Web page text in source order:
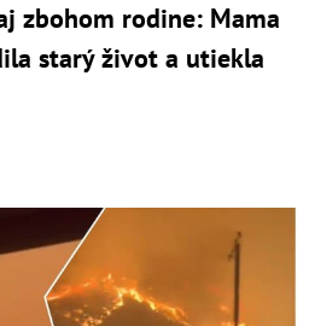
zbohom rodine: Mama
starý život a utiekla